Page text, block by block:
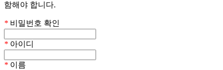
함해야 합니다.
* 비밀번호 확인
* 아이디
* 이름